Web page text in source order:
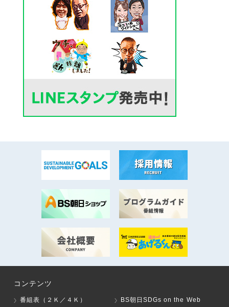
コンテンツ
番組表（２Ｋ／４Ｋ）
BS朝日SDGs on the Web